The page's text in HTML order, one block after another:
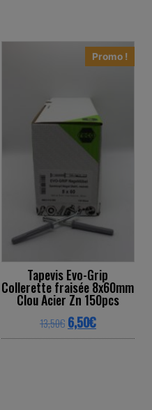
multiple variants. The
Promo !
Tapevis Evo-Grip
Collerette fraisée 8x60mm
Clou Acier Zn 150pcs
13,50€ Original price was:
6,50€Current